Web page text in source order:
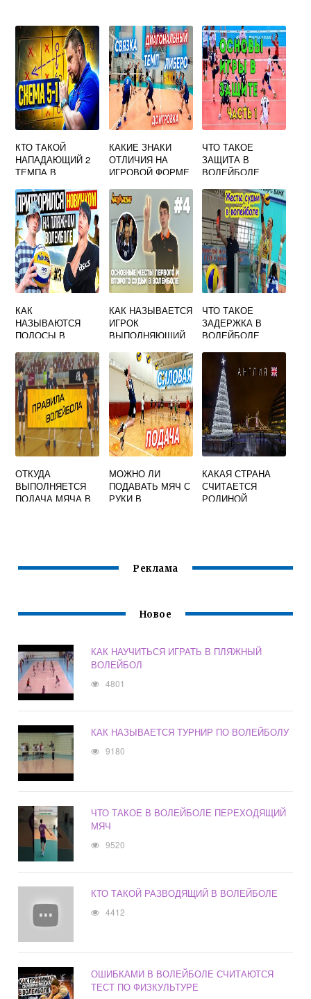
КТО ТАКОЙ
НАПАДАЮЩИЙ 2
ТЕМПА В
КАКИЕ ЗНАКИ
ОТЛИЧИЯ НА
ИГРОВОЙ ФОРМЕ
КОМАНДЫ В
ВОЛЕЙБОЛЕ
ЧТО ТАКОЕ
ЗАЩИТА В
ВОЛЕЙБОЛЕ
КАК
НАЗЫВАЮТСЯ
ПОЛОСЫ В
КАК НАЗЫВАЕТСЯ
ИГРОК
ВЫПОЛНЯЮЩИЙ
ПЕРЕДАЧУ В
ВОЛЕЙБОЛЕ
ТЕСТ ОТВЕТ
ЧТО ТАКОЕ
ЗАДЕРЖКА В
ВОЛЕЙБОЛЕ
ОТКУДА
ВЫПОЛНЯЕТСЯ
ПОДАЧА МЯЧА В
МОЖНО ЛИ
ПОДАВАТЬ МЯЧ С
РУКИ В
КАКАЯ СТРАНА
СЧИТАЕТСЯ
РОДИНОЙ
Реклама
Новое
КАК НАУЧИТЬСЯ ИГРАТЬ В ПЛЯЖНЫЙ
ВОЛЕЙБОЛ
4801
КАК НАЗЫВАЕТСЯ ТУРНИР ПО ВОЛЕЙБОЛУ
9180
ЧТО ТАКОЕ В ВОЛЕЙБОЛЕ ПЕРЕХОДЯЩИЙ
МЯЧ
9520
КТО ТАКОЙ РАЗВОДЯЩИЙ В ВОЛЕЙБОЛЕ
4412
ОШИБКАМИ В ВОЛЕЙБОЛЕ СЧИТАЮТСЯ
ТЕСТ ПО ФИЗКУЛЬТУРЕ